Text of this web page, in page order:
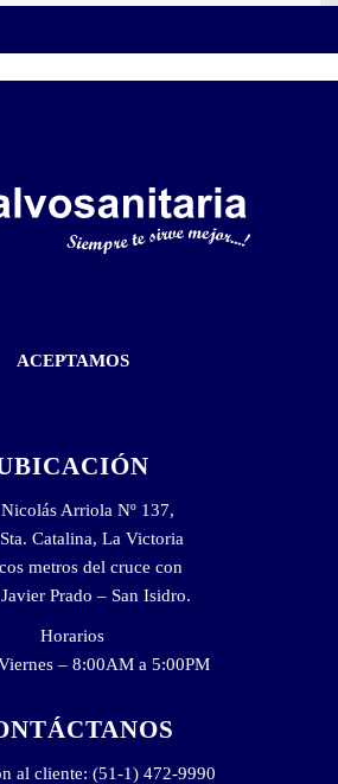
ACEPTAMOS
Arriola Nº 137,
Catalina, La Victoria
metros del cruce con
Prado – San Isidro.
Horarios
– 8:00AM a 5:00PM
al cliente: (51-1) 472-9990